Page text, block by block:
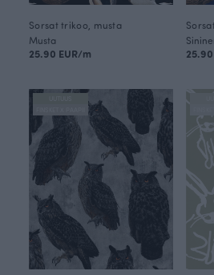
Sorsat trikoo, musta
Musta
25.90 EUR/m